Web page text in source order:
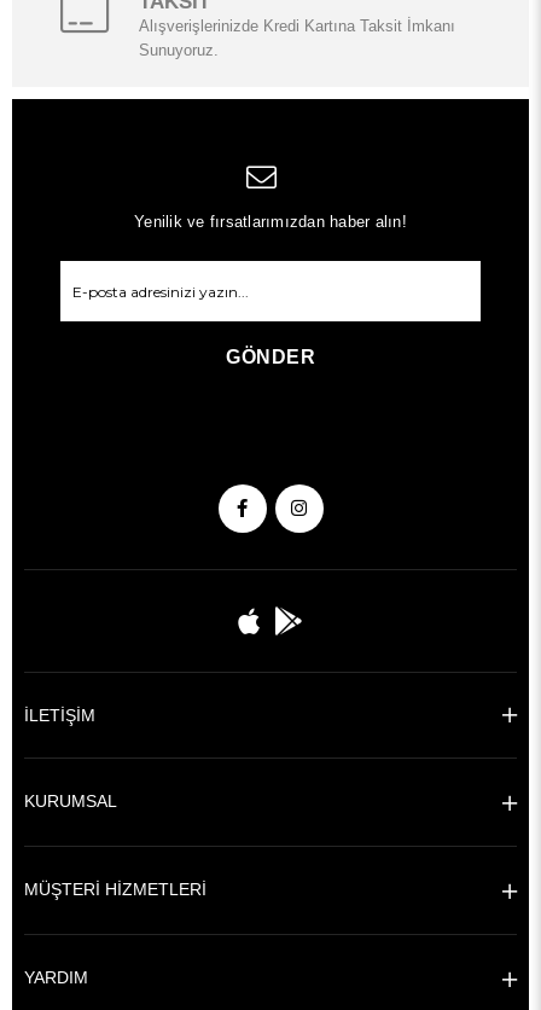
Alışverişlerinizde Kredi Kartına Taksit İmkanı
Sunuyoruz.
Yenilik ve fırsatlarımızdan haber alın!
GÖNDER
İLETİŞİM
KURUMSAL
MÜŞTERİ HİZMETLERİ
YARDIM